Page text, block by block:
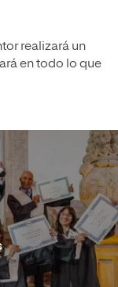
realizará un
en todo lo que